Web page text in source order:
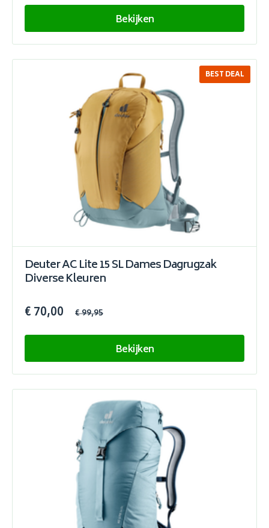
Bekijken
SALE
BEST DEAL
Deuter AC Lite 15 SL Dames Dagrugzak
Diverse Kleuren
€ 70,00 € 99,95
Bekijken